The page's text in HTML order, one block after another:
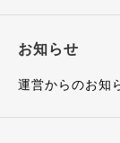
お知らせ
運営からのお知